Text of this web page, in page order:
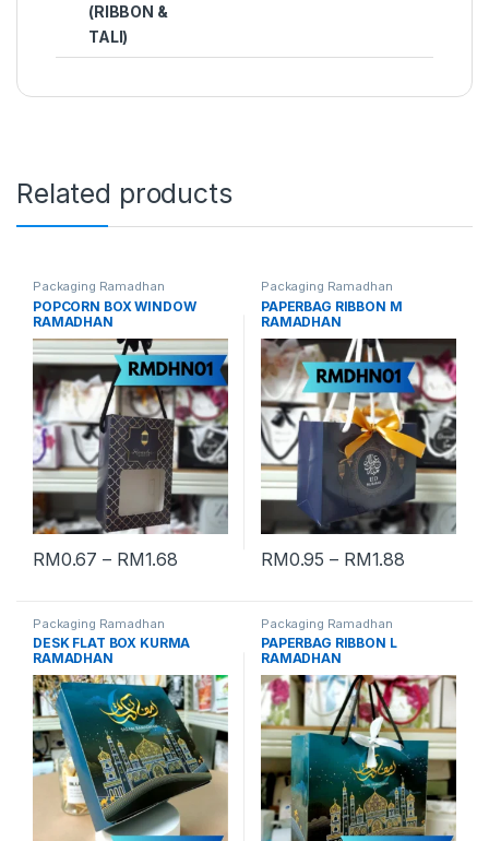
(RIBBON &
TALI)
Related products
Packaging Ramadhan
POPCORN BOX WINDOW
RAMADHAN
RM0.67 – RM1.68
Packaging Ramadhan
PAPERBAG RIBBON M
RAMADHAN
RM0.95 – RM1.88
Packaging Ramadhan
DESK FLAT BOX KURMA
RAMADHAN
Packaging Ramadhan
PAPERBAG RIBBON L
RAMADHAN